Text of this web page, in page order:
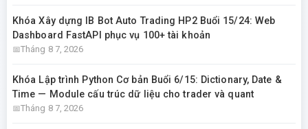
Khóa Xây dựng IB Bot Auto Trading HP2 Buổi 15/24: Web
Dashboard FastAPI phục vụ 100+ tài khoản
Tháng 8 7, 2026
Khóa Lập trình Python Cơ bản Buổi 6/15: Dictionary, Date &
Time — Module cấu trúc dữ liệu cho trader và quant
Tháng 8 7, 2026